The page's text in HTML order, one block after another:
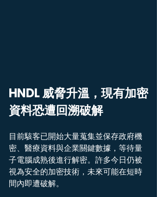
HNDL 威脅升溫，現有加密
資料恐遭回溯破解
目前駭客已開始大量蒐集並保存政府機
密、醫療資料與企業關鍵數據，等待量
子電腦成熟後進行解密。許多今日仍被
視為安全的加密技術，未來可能在短時
間內即遭破解。